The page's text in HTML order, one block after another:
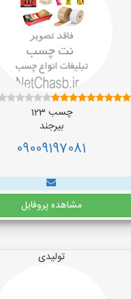
چسب 123
بیرجند
09009197081
مشاهده پروفایل
تولیدی